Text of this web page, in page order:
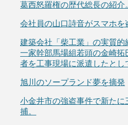
葛西怒羅権の歴代総長の紹介
会社員の山口詩音がスマホを
建築会社「柴工業」の実質的
一家幹部馬場組若頭の金崎
者を工事現場に派遣したとし
旭川のソープランド夢を摘発
小金井市の強盗事件で新たに
捕。